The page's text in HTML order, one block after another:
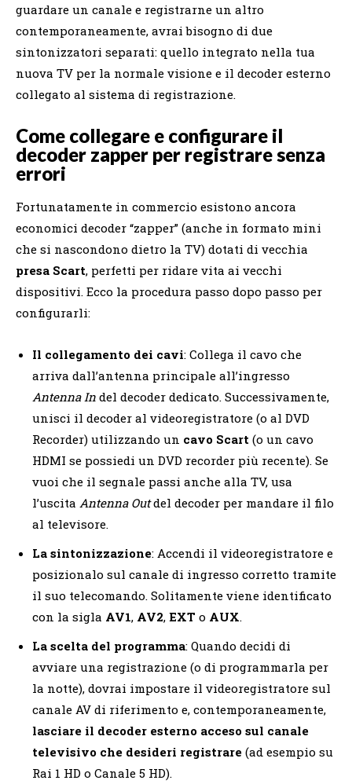
guardare un canale e registrarne un altro
contemporaneamente, avrai bisogno di due
sintonizzatori separati: quello integrato nella tua
nuova TV per la normale visione e il decoder esterno
collegato al sistema di registrazione.
Come collegare e configurare il
decoder zapper per registrare senza
errori
Fortunatamente in commercio esistono ancora
economici decoder “zapper” (anche in formato mini
che si nascondono dietro la TV) dotati di vecchia
presa Scart, perfetti per ridare vita ai vecchi
dispositivi. Ecco la procedura passo dopo passo per
configurarli:
Il collegamento dei cavi: Collega il cavo che
arriva dall’antenna principale all’ingresso
Antenna In del decoder dedicato. Successivamente,
unisci il decoder al videoregistratore (o al DVD
Recorder) utilizzando un cavo Scart (o un cavo
HDMI se possiedi un DVD recorder più recente). Se
vuoi che il segnale passi anche alla TV, usa
l’uscita Antenna Outdel decoder per mandare il filo
al televisore.
La sintonizzazione: Accendi il videoregistratore e
posizionalo sul canale di ingresso corretto tramite
il suo telecomando. Solitamente viene identificato
con la sigla AV1, AV2, EXT o AUX.
La scelta del programma: Quando decidi di
avviare una registrazione (o di programmarla per
la notte), dovrai impostare il videoregistratore sul
canale AV di riferimento e, contemporaneamente,
lasciare il decoder esterno acceso sul canale
televisivo che desideri registrare (ad esempio su
Rai 1 HD o Canale 5 HD).